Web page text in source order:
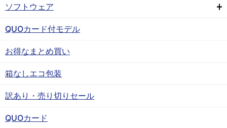
ソフトウェア
QUOカード付モデル
お得なまとめ買い
箱なしエコ包装
訳あり・売り切りセール
QUOカード